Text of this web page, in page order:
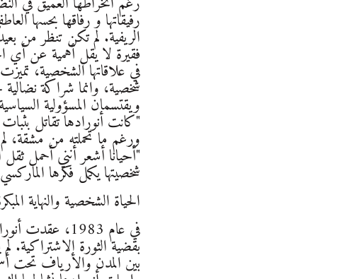
رفيقاتها و رفاقها بحسها
الريفية. لم تكن تنظر من
فقيرة لا يقل أهمية عن
في علاقاتها الشخصية،
شخصية، وانما شراكة
ويقتسمان المسؤولية
"كانت أنورادها تقاتل
ورغم ما تحملته من مشقة،
"أحيانا أشعر أنني أحمل
شخصيتها يكمل فكرها
الحياة الشخصية والنهاية
في عام 1983،
بقضية الثورة الاشتراكية.
بين المدن والأرياف تحت